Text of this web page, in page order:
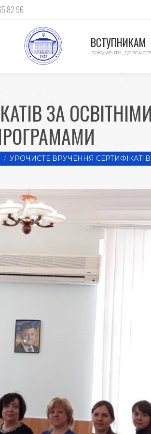
82 96
ВСТУПНИКАМ
документи,
ЗА
УРОЧИСТЕ ВРУЧЕННЯ